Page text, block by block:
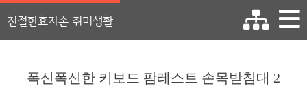
친절한효자손 취미생활
폭신폭신한 키보드 팜레스트 손목받침대 2